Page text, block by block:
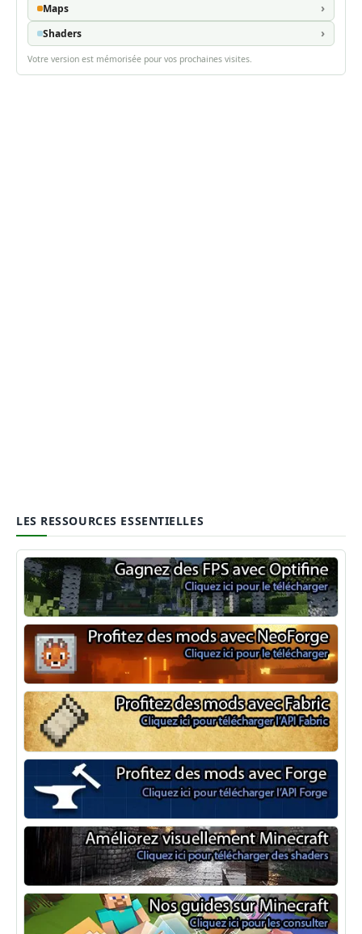
Maps
Shaders
Votre version est mémorisée pour vos prochaines visites.
LES RESSOURCES ESSENTIELLES
Optifine
NeoForge
Minecraft Fabric
Minecraft Forge
Shaders Minecraft